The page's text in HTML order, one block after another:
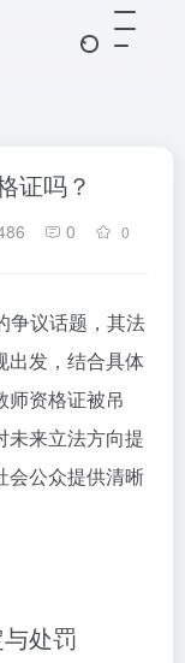
证吗？
0 0
争议话题，其法
出发，结合具体
师资格证被吊
未来立法方向提
会公众提供清晰
处罚